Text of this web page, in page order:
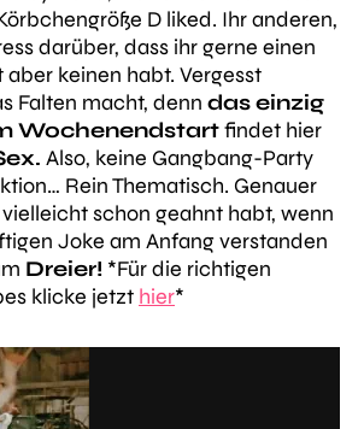
D liked. Ihr anderen,
darüber, dass ihr gerne einen
keinen habt. Vergesst
Falten macht, denn das einzig
Wochenendstartfindet hier
Also, keine Gangbang-Party
Rein Thematisch. Genauer
schon geahnt habt, wenn
Joke am Anfang verstanden
Dreier! *Für die richtigen
klicke jetzt hier*